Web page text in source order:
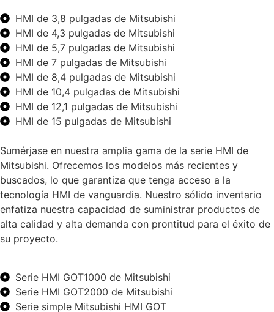
HMI de 3,8 pulgadas de Mitsubishi
HMI de 4,3 pulgadas de Mitsubishi
HMI de 5,7 pulgadas de Mitsubishi
HMI de 7 pulgadas de Mitsubishi
HMI de 8,4 pulgadas de Mitsubishi
HMI de 10,4 pulgadas de Mitsubishi
HMI de 12,1 pulgadas de Mitsubishi
HMI de 15 pulgadas de Mitsubishi
Sumérjase en nuestra amplia gama de la serie HMI de
Mitsubishi. Ofrecemos los modelos más recientes y
buscados, lo que garantiza que tenga acceso a la
tecnología HMI de vanguardia. Nuestro sólido inventario
enfatiza nuestra capacidad de suministrar productos de
alta calidad y alta demanda con prontitud para el éxito de
su proyecto.
Serie HMI GOT1000 de Mitsubishi
Serie HMI GOT2000 de Mitsubishi
Serie simple Mitsubishi HMI GOT